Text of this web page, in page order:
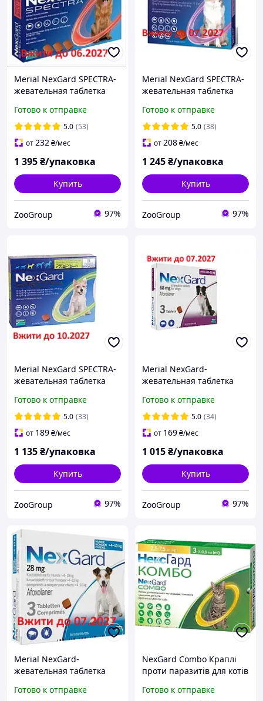
Merial NexGard SPECTRA-
жевательная таблетка
таблетки
Готово к отправке
5.0 (53)
от232₴/мес
1 395₴/упаковка
Купить
ZooGroup 97%
Merial NexGard SPECTRA-
жевательная таблетка
таблетки
Готово к отправке
5.0 (38)
от208₴/мес
1 245₴/упаковка
Купить
ZooGroup 97%
Merial NexGard SPECTRA-
жевательная таблетка
таблетки
Готово к отправке
5.0 (33)
от 189₴/мес
1 135₴/упаковка
Купить
ZooGroup 97%
Merial NexGard-
жевательная таблетка
кг) 3 таблетки
Готово к отправке
5.0 (34)
от 169₴/мес
1 015₴/упаковка
Купить
ZooGroup 97%
Merial NexGard-
жевательная таблетка
кг) 3 таблетки
Готово к отправке
NexGard Combo Краплі
проти паразитів для котів
Готово к отправке